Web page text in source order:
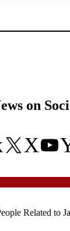
on
X
Related to